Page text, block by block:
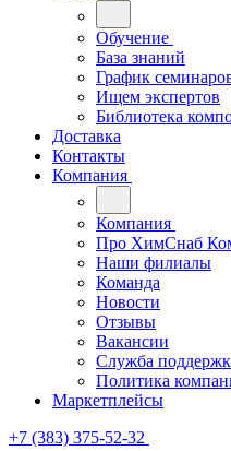
Обучение
База знаний
График
Ищем экспертов
Библиотека
Доставка
Контакты
Компания
Компания
Про ХимСнаб
Наши филиалы
Команда
Новости
Отзывы
Вакансии
Служба
Политика
Маркетплейсы
+7 (383) 375-52-32